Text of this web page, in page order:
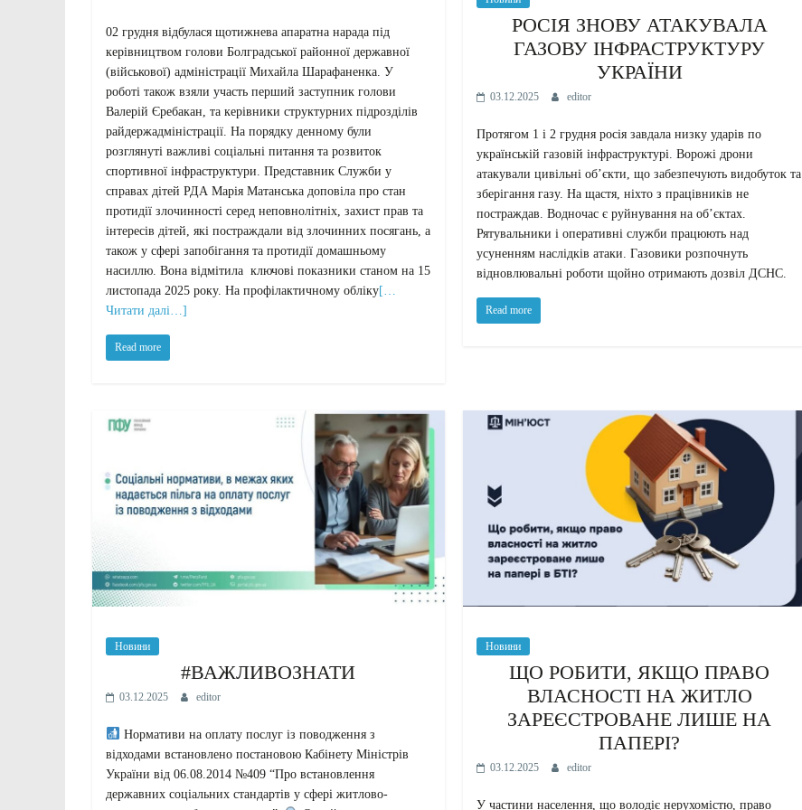
02 грудня відбулася щотижнева апаратна нарада під
керівництвом голови Болградської районної державної
(військової) адміністрації Михайла Шарафаненка. У
роботі також взяли участь перший заступник голови
Валерій Єребакан, та керівники структурних підрозділів
райдержадміністрації. На порядку денному були
розглянуті важливі соціальні питання та розвиток
спортивної інфраструктури. Представник Служби у
справах дітей РДА Марія Матанська доповіла про стан
протидії злочинності серед неповнолітніх, захист прав та
інтересів дітей, які постраждали від злочинних посягань, а
також у сфері запобігання та протидії домашньому
насиллю. Вона відмітила ключові показники станом на 15
листопада 2025 року. На профілактичному обліку[…
Читати далі…]
Read more
РОСІЯ ЗНОВУ АТАКУВАЛА
ГАЗОВУ ІНФРАСТРУКТУРУ
УКРАЇНИ
03.12.2025 editor
Протягом 1 і 2 грудня росія завдала низку ударів по
українській газовій інфраструктурі. Ворожі дрони
атакували цивільні об’єкти, що забезпечують видобуток та
зберігання газу. На щастя, ніхто з працівників не
постраждав. Водночас є руйнування на об’єктах.
Рятувальники і оперативні служби працюють над
усуненням наслідків атаки. Газовики розпочнуть
відновлювальні роботи щойно отримають дозвіл ДСНС.
Read more
Новини
#ВАЖЛИВОЗНАТИ
03.12.2025 editor
Нормативи на оплату послуг із поводження з
відходами встановлено постановою Кабінету Міністрів
України від 06.08.2014 №409 “Про встановлення
державних соціальних стандартів у сфері житлово-
Новини
ЩО РОБИТИ, ЯКЩО ПРАВО
ВЛАСНОСТІ НА ЖИТЛО
ЗАРЕЄСТРОВАНЕ ЛИШЕ НА
ПАПЕРІ?
03.12.2025 editor
У частини населення, що володіє нерухомістю, право